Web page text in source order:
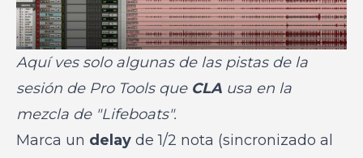
Aquí ves solo algunas de las pistas de la
sesión de Pro Tools que CLA usa en la
mezcla de "Lifeboats".
Marca un delay de 1/2 nota (sincronizado al